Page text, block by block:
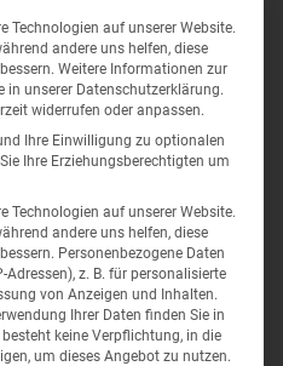
Gardelegen, im schönen
und Tilmann mit ihrem
hervorragende
um die Uhr mit unserer
Bauer Freigeist einen
in Wiepke, ausgestattet mit
Kundinnen und Kunden
Lokbest App, erhalten
und bezahlen
frischer Bio-Produkte
von regulären
Technologien auf unserer Website.
andere uns helfen, diese
Weitere Informationen zur
in unserer Datenschutzerklärung.
widerrufen oder anpassen.
Ihre Einwilligung zu optionalen
Ihre Erziehungsberechtigten um
Technologien auf unserer Website.
andere uns helfen, diese
Personenbezogene Daten
Adressen), z. B. für personalisierte
von Anzeigen und Inhalten.
Ihrer Daten finden Sie in
besteht keine Verpflichtung, in die
um dieses Angebot zu nutzen.